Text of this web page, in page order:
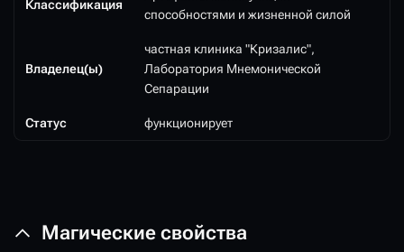
Классификация
способностями и жизненной силой
Владелец(ы)
частная клиника "Кризалис",
Лаборатория Мнемонической
Сепарации
Статус функционирует
Магические свойства